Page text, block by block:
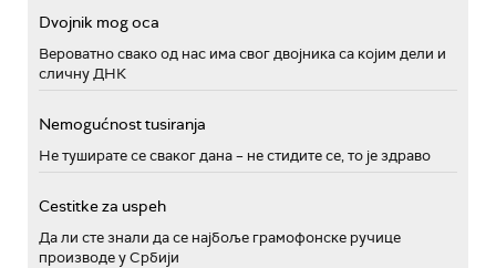
Dvojnik mog oca
Вероватно свако од нас има свог двојника са којим дели и
сличну ДНК
Nemogućnost tusiranja
Не туширате се сваког дана – не стидите се, то је здраво
Cestitke za uspeh
Да ли сте знали да се најбоље грамофонске ручице
производе у Србији